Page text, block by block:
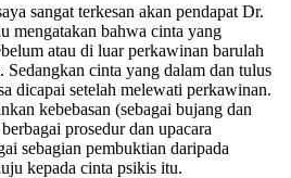
sangat terkesan akan pendapat Dr.
mengatakan bahwa cinta yang
atau di luar perkawinan barulah
cinta yang dalam dan tulus
dicapai setelah melewati perkawinan.
kebebasan (sebagai bujang dan
prosedur dan upacara
sebagian pembuktian daripada
kepada cinta psikis itu.